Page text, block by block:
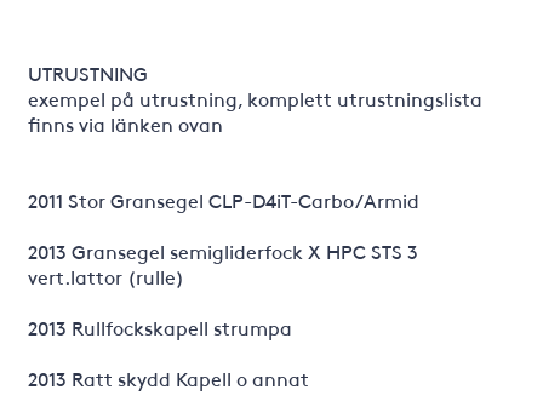
UTRUSTNING
exempel på utrustning, komplett utrustningslista
finns via länken ovan
2011 Stor Gransegel CLP-D4iT-Carbo/Armid
2013 Gransegel semigliderfock X HPC STS 3
vert.lattor (rulle)
2013 Rullfockskapell strumpa
2013 Ratt skydd Kapell o annat